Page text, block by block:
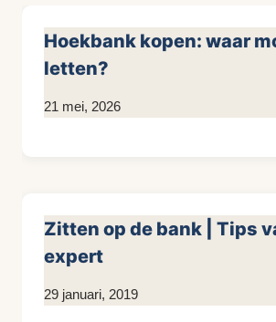
Hoekbank kopen: waar
letten?
Door
21 mei, 2026
Zitten op de bank | Tips
expert
Door
29 januari, 2019